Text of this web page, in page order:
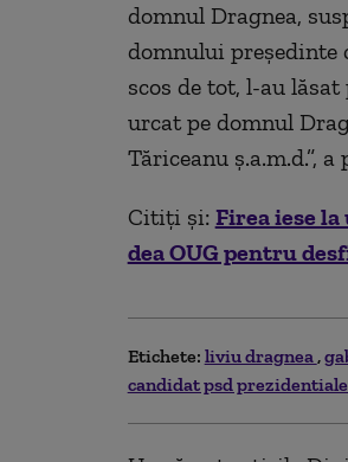
domnul Dragnea,
domnului preşedinte
scos de tot, l-au
urcat pe domnul
Tăriceanu ş.a.m.d.”,
Citiți și: Firea iese la
dea OUG pentru
Etichete: liviu dragnea
candidat psd